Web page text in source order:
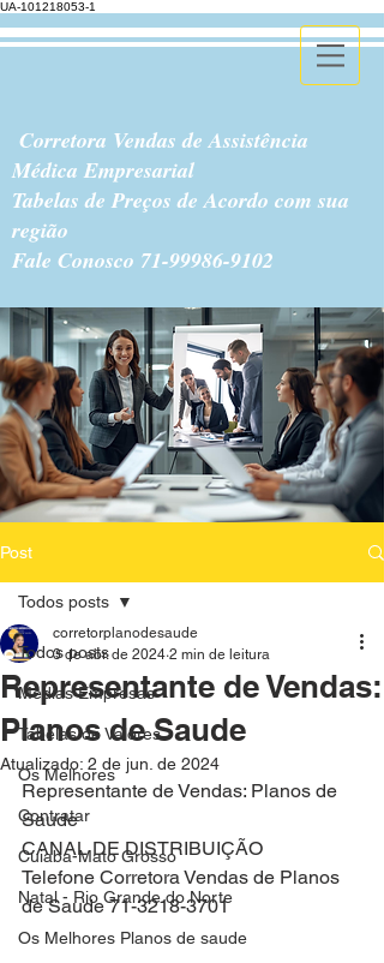
UA-101218053-1
Corretora Vendas de Assistência
Médica Empresarial
Tabelas de Preços de Acordo com sua
região
Fale Conosco 71-99986-9102
Post
Todos posts
Medias Empresas
Tabelas de Valores
Os Melhores
Contratar
Cuiaba-Mato Grosso
Natal - Rio Grande do Norte
Os Melhores Planos de saude
Todos posts
Representante de Vendas:
Planos de Saude
corretorplanodesaude
3 de abr. de 2024 2 min de leitura
Atualizado: 2 de jun. de 2024
Representante de Vendas: Planos de
Saude
CANAL DE DISTRIBUIÇÃO
Telefone Corretora Vendas de Planos
de Saude 71-3218-3701